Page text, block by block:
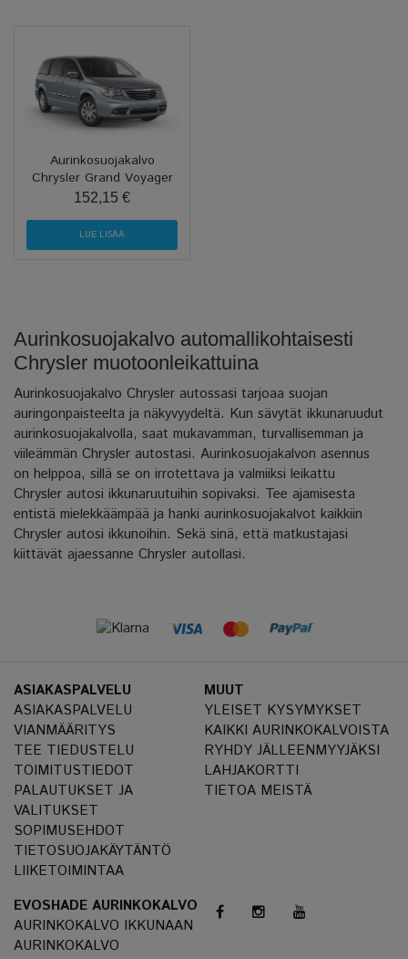
Aurinkosuojakalvo
Chrysler Grand Voyager
152,15 €
LUE LISÄÄ
Aurinkosuojakalvo automallikohtaisesti
Chrysler muotoonleikattuina
Aurinkosuojakalvo Chrysler autossasi tarjoaa suojan
auringonpaisteelta ja näkyvyydeltä. Kun sävytät ikkunaruudut
aurinkosuojakalvolla, saat mukavamman, turvallisemman ja
viileämmän Chrysler autostasi. Aurinkosuojakalvon asennus
on helppoa, sillä se on irrotettava ja valmiiksi leikattu
Chrysler autosi ikkunaruutuihin sopivaksi. Tee ajamisesta
entistä mielekkäämpää ja hanki aurinkosuojakalvot kaikkiin
Chrysler autosi ikkunoihin. Sekä sinä, että matkustajasi
kiittävät ajaessanne Chrysler autollasi.
ASIAKASPALVELU
ASIAKASPALVELU
VIANMÄÄRITYS
TEE TIEDUSTELU
TOIMITUSTIEDOT
PALAUTUKSET JA
VALITUKSET
SOPIMUSEHDOT
TIETOSUOJAKÄYTÄNTÖ
LIIKETOIMINTAA
MUUT
YLEISET KYSYMYKSET
KAIKKI AURINKOKALVOISTA
RYHDY JÄLLEENMYYJÄKSI
LAHJAKORTTI
TIETOA MEISTÄ
EVOSHADE AURINKOKALVO
AURINKOKALVO IKKUNAAN
AURINKOKALVO